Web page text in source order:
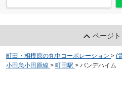
ページ
町田・相模原の丸中コーポレーション > (
小田急小田原線 > 町田駅 > バンデハイム